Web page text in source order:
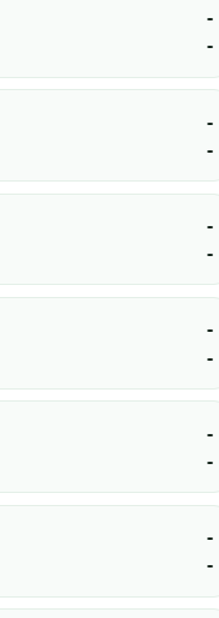
-
-
-
-
-
-
-
-
-
-
-
-